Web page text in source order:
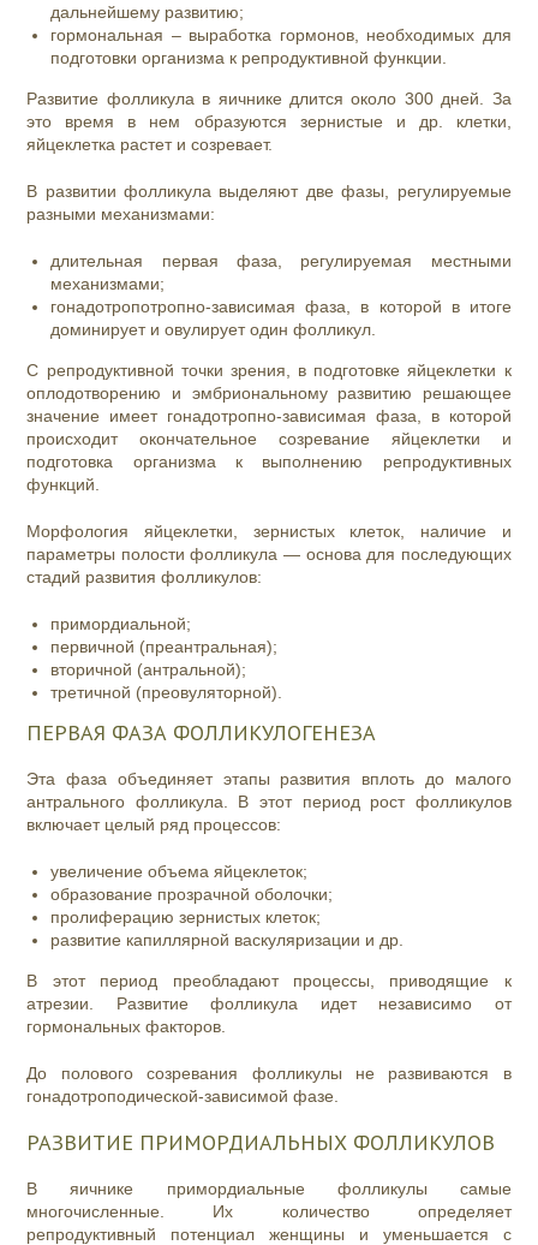
дальнейшему развитию;
гормональная – выработка гормонов, необходимых для
подготовки организма к репродуктивной функции.
Развитие фолликула в яичнике длится около 300 дней. За
это время в нем образуются зернистые и др. клетки,
яйцеклетка растет и созревает.
В развитии фолликула выделяют две фазы, регулируемые
разными механизмами:
длительная первая фаза, регулируемая местными
механизмами;
гонадотропотропно-зависимая фаза, в которой в итоге
доминирует и овулирует один фолликул.
С репродуктивной точки зрения, в подготовке яйцеклетки к
оплодотворению и эмбриональному развитию решающее
значение имеет гонадотропно-зависимая фаза, в которой
происходит окончательное созревание яйцеклетки и
подготовка организма к выполнению репродуктивных
функций.
Морфология яйцеклетки, зернистых клеток, наличие и
параметры полости фолликула — основа для последующих
стадий развития фолликулов:
примордиальной;
первичной (преантральная);
вторичной (антральной);
третичной (преовуляторной).
ПЕРВАЯ ФАЗА ФОЛЛИКУЛОГЕНЕЗА
Эта фаза объединяет этапы развития вплоть до малого
антрального фолликула. В этот период рост фолликулов
включает целый ряд процессов:
увеличение объема яйцеклеток;
образование прозрачной оболочки;
пролиферацию зернистых клеток;
развитие капиллярной васкуляризации и др.
В этот период преобладают процессы, приводящие к
атрезии. Развитие фолликула идет независимо от
гормональных факторов.
До полового созревания фолликулы не развиваются в
гонадотроподической-зависимой фазе.
РАЗВИТИЕ ПРИМОРДИАЛЬНЫХ ФОЛЛИКУЛОВ
В яичнике примордиальные фолликулы самые
многочисленные. Их количество определяет
репродуктивный потенциал женщины и уменьшается с